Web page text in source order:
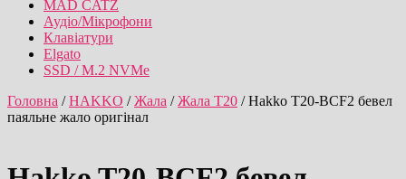
MAD CATZ
Аудіо/Мікрофони
Клавіатури
Elgato
SSD / M.2 NVMe
Головна /HAKKO /Жала /Жала T20 / Hakko T20-BCF2 бевел
паяльне жало оригінал